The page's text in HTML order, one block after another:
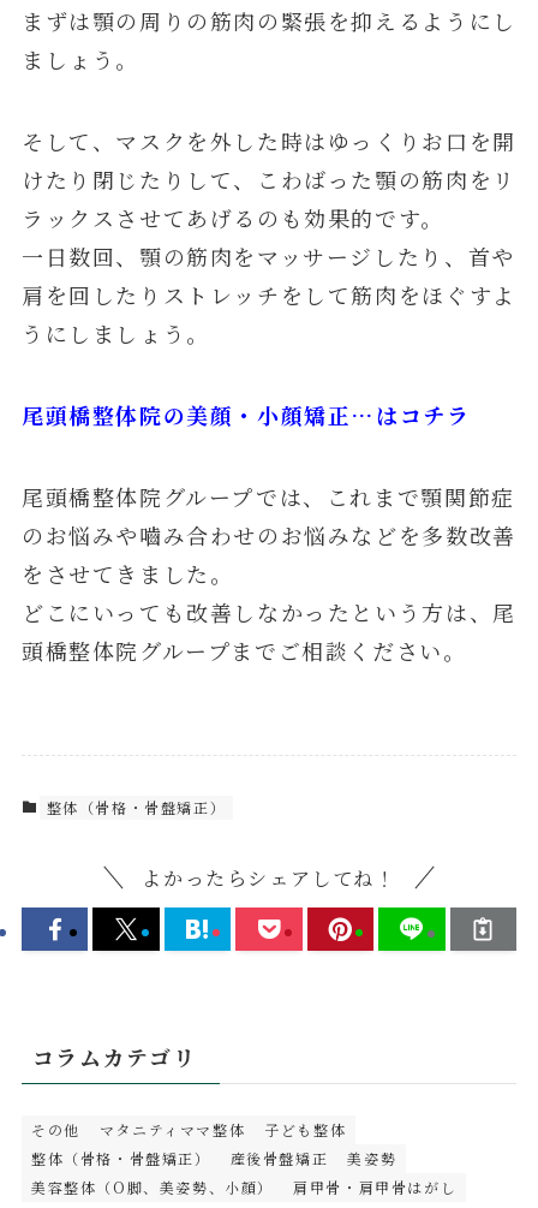
まずは顎の周りの筋肉の緊張を抑えるようにし
ましょう。
そして、マスクを外した時はゆっくりお口を開
けたり閉じたりして、こわばった顎の筋肉をリ
ラックスさせてあげるのも効果的です。
一日数回、顎の筋肉をマッサージしたり、首や
肩を回したりストレッチをして筋肉をほぐすよ
うにしましょう。
尾頭橋整体院の美顔・小顔矯正…はコチラ
尾頭橋整体院グループでは、これまで顎関節症
のお悩みや嚙み合わせのお悩みなどを多数改善
をさせてきました。
どこにいっても改善しなかったという方は、尾
頭橋整体院グループまでご相談ください。
整体（骨格・骨盤矯正）
よかったらシェアしてね！
コラムカテゴリ
その他 マタニティママ整体
子ども整体
整体（骨格・骨盤矯正）
産後骨盤矯正
美姿勢
美容整体（O脚、美姿勢、小顔）
肩甲骨・肩甲骨はがし